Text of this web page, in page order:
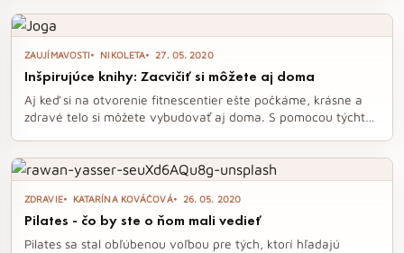
rovnováhu a striedať intenzívne tréningy s jemnejšími
aktivitami, aby ste sa vyhli pretrénovaniu a podporili svoje
kognitívne funkcie.
ZAUJÍMAVOSTI NIKOLETA 27. 05. 2020
Inšpirujúce knihy: Zacvičiť si môžete aj doma
Aj keď si na otvorenie fitnescentier ešte počkáme, krásne a
zdravé telo si môžete vybudovať aj doma. S pomocou týchto
potreby drahých strojov či členstva vo fitness. Objavte, ako
môžete zmeniť svoj životný štýl a získať motiváciu na
pravidelný pohyb.
ZDRAVIE KATARÍNA KOVÁČOVÁ 26. 05. 2020
Pilates - čo by ste o ňom mali vedieť
Pilates sa stal obľúbenou voľbou pre tých, ktorí hľadajú